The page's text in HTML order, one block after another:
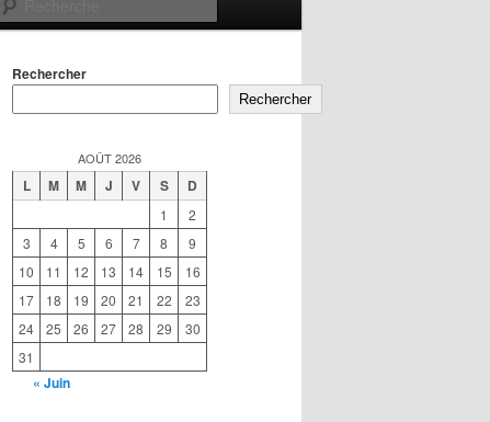
Rechercher
Rechercher
AOÛT 2026
L M M J V S D
1
2
3
4 5 6 7 8
9
10
11 12 13 14 15
16
17
18 19 20 21 22
23
24
25 26 27 28 29
30
31
« Juin